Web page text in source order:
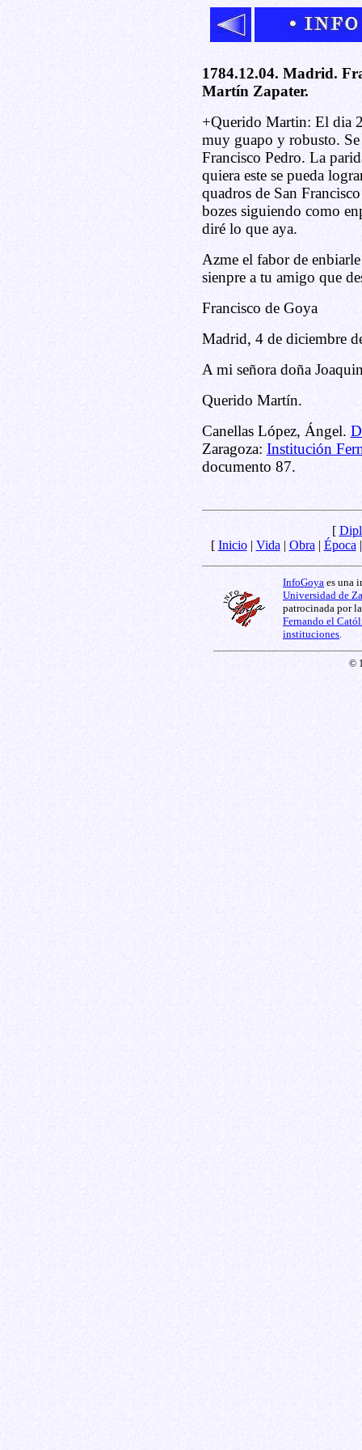
1784.12.04. Madrid.
Martín Zapater.
+Querido Martin: El dia
muy guapo y robusto.
Francisco Pedro. La
quiera este se pueda
quadros de San
bozes siguiendo como
diré lo que aya.
Azme el fabor de
sienpre a tu amigo que
Francisco de Goya
Madrid, 4 de diciembre
A mi señora doña
Querido Martín.
Canellas López, Ángel.
Zaragoza: Institución
documento 87.
[
[ Inicio| Vida | Obra | Época
InfoGoya es una
Universidad de
patrocinada por
Fernando el
instituciones
©